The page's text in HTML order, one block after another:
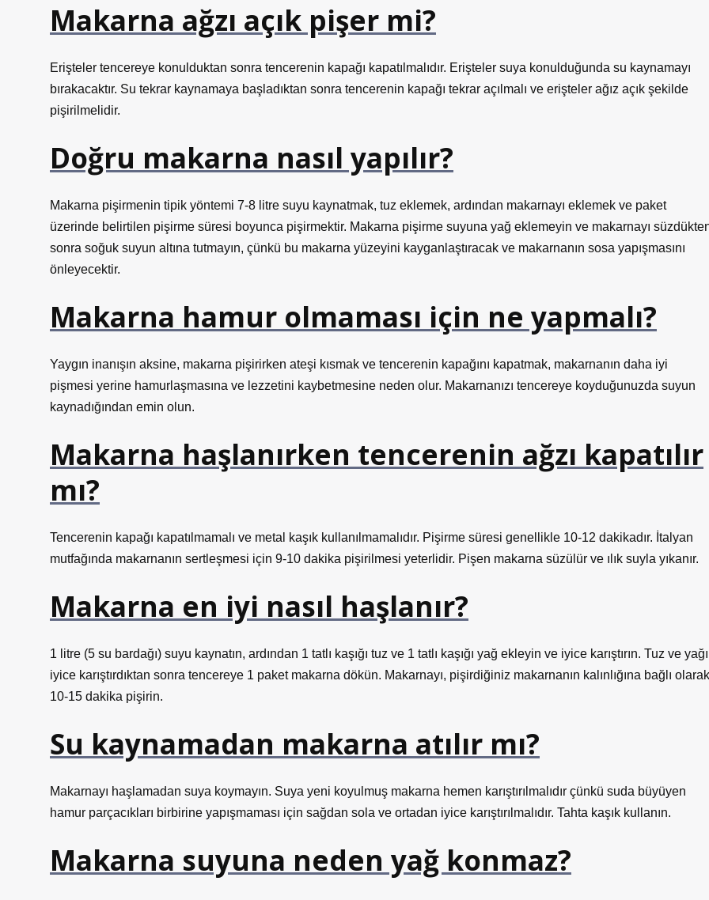
Makarna ağzı açık pişer mi?
Erişteler tencereye konulduktan sonra tencerenin kapağı kapatılmalıdır. Erişteler suya konulduğunda su kaynamayı
bırakacaktır. Su tekrar kaynamaya başladıktan sonra tencerenin kapağı tekrar açılmalı ve erişteler ağız açık şekilde
pişirilmelidir.
Doğru makarna nasıl yapılır?
Makarna pişirmenin tipik yöntemi 7-8 litre suyu kaynatmak, tuz eklemek, ardından makarnayı eklemek ve paket
üzerinde belirtilen pişirme süresi boyunca pişirmektir. Makarna pişirme suyuna yağ eklemeyin ve makarnayı
sonra soğuk suyun altına tutmayın, çünkü bu makarna yüzeyini kayganlaştıracak ve makarnanın sosa yapışmasını
önleyecektir.
Makarna hamur olmaması için ne yapmalı?
Yaygın inanışın aksine, makarna pişirirken ateşi kısmak ve tencerenin kapağını kapatmak, makarnanın daha iyi
pişmesi yerine hamurlaşmasına ve lezzetini kaybetmesine neden olur. Makarnanızı tencereye koyduğunuzda suyun
kaynadığından emin olun.
Makarna haşlanırken tencerenin ağzı kapatılır
mı?
Tencerenin kapağı kapatılmamalı ve metal kaşık kullanılmamalıdır. Pişirme süresi genellikle 10-12 dakikadır. İtalyan
mutfağında makarnanın sertleşmesi için 9-10 dakika pişirilmesi yeterlidir. Pişen makarna süzülür ve ılık suyla yıkanır.
Makarna en iyi nasıl haşlanır?
1 litre (5 su bardağı) suyu kaynatın, ardından 1 tatlı kaşığı tuz ve 1 tatlı kaşığı yağ ekleyin ve iyice karıştırın. Tuz ve yağı
iyice karıştırdıktan sonra tencereye 1 paket makarna dökün. Makarnayı, pişirdiğiniz makarnanın kalınlığına bağlı olarak
10-15 dakika pişirin.
Su kaynamadan makarna atılır mı?
Makarnayı haşlamadan suya koymayın. Suya yeni koyulmuş makarna hemen karıştırılmalıdır çünkü suda büyüyen
hamur parçacıkları birbirine yapışmaması için sağdan sola ve ortadan iyice karıştırılmalıdır. Tahta kaşık kullanın.
Makarna suyuna neden yağ konmaz?